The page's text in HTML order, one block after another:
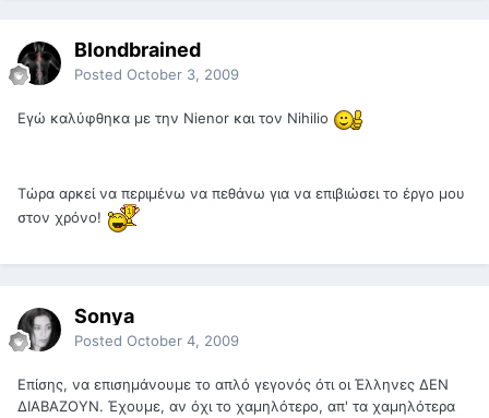
Blondbrained
Posted October 3, 2009
Εγώ καλύφθηκα με την Nienor και τον Nihilio
Τώρα αρκεί να περιμένω να πεθάνω για να επιβιώσει το έργο μου
στον χρόνο!
Sonya
Posted October 4, 2009
Επίσης, να επισημάνουμε το απλό γεγονός ότι οι Έλληνες ΔΕΝ
ΔΙΑΒΑΖΟΥΝ. Έχουμε, αν όχι το χαμηλότερο, απ' τα χαμηλότερα